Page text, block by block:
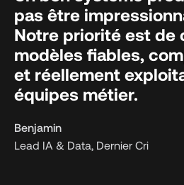
pas être
Notre priorité est de
modèles fiables,
et réellement
équipes métier.
Benjamin
Lead IA & Data, Dernier Cri